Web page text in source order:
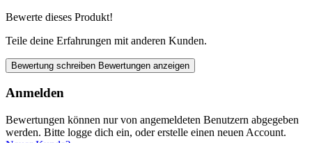
Bewerte dieses Produkt!
Teile deine Erfahrungen mit anderen Kunden.
Bewertung schreiben Bewertungen anzeigen
Anmelden
Bewertungen können nur von angemeldeten Benutzern abgegeben
werden. Bitte logge dich ein, oder erstelle einen neuen Account.